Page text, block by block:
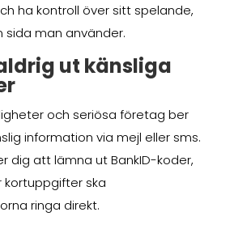
ha kontroll över sitt spelande,
sida man använder.
ut känsliga
och seriösa företag ber
information via mejl eller sms.
dig att lämna ut BankID-koder,
kortuppgifter ska
ringa direkt.